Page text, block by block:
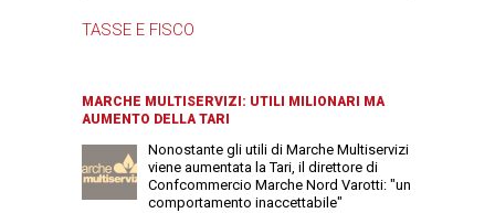
TASSE E FISCO
MARCHE MULTISERVIZI: UTILI MILIONARI MA
AUMENTO DELLA TARI
Nonostante gli utili di Marche Multiservizi
viene aumentata la Tari, il direttore di
Confcommercio Marche Nord Varotti: "un
comportamento inaccettabile"